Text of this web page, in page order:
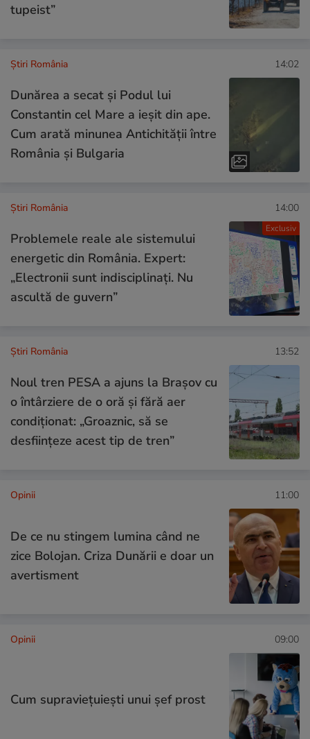
tupeist”
Știri România 14:02
Dunărea a secat și Podul lui
Constantin cel Mare a ieșit din ape.
Cum arată minunea Antichității între
România și Bulgaria
Exclusiv
Știri România 14:00
Problemele reale ale sistemului
energetic din România. Expert:
„Electronii sunt indisciplinați. Nu
ascultă de guvern”
Știri România 13:52
Noul tren PESA a ajuns la Brașov cu
o întârziere de o oră și fără aer
condiționat: „Groaznic, să se
desființeze acest tip de tren”
Opinii 11:00
De ce nu stingem lumina când ne
zice Bolojan. Criza Dunării e doar un
avertisment
Opinii 09:00
Cum supraviețuiești unui șef prost